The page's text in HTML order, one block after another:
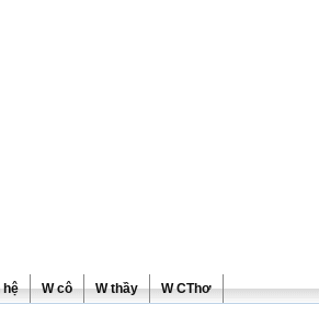
hệ W cô W thầy W CThơ